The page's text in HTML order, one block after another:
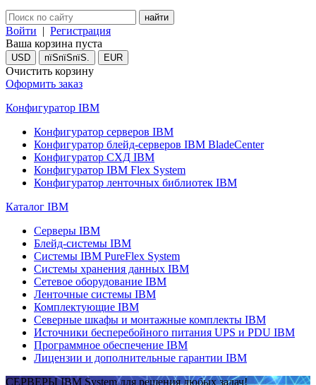
Войти | Регистрация
Ваша корзина пуста
USD пїЅпїЅпїЅ. EUR
Очистить корзину
Оформить заказ
Конфигуратор IBM
Конфигуратор серверов IBM
Конфигуратор блейд-серверов IBM BladeCenter
Конфигуратор СХД IBM
Конфигуратор IBM Flex System
Конфигуратор ленточных библиотек IBM
Каталог IBM
Серверы IBM
Блейд-системы IBM
Системы IBM PureFlex System
Системы хранения данных IBM
Сетевое оборудование IBM
Ленточные системы IBM
Комплектующие IBM
Северные шкафы и монтажные комплекты IBM
Источники бесперебойного питания UPS и PDU IBM
Программное обеспечение IBM
Лицензии и дополнительные гарантии IBM
СЕРВЕРЫ IBM System для решения любых задач!